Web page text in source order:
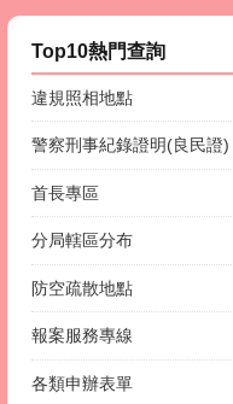
Top10熱門查詢
違規照相地點
警察刑事紀錄證明(良民證)
首長專區
分局轄區分布
防空疏散地點
報案服務專線
各類申辦表單